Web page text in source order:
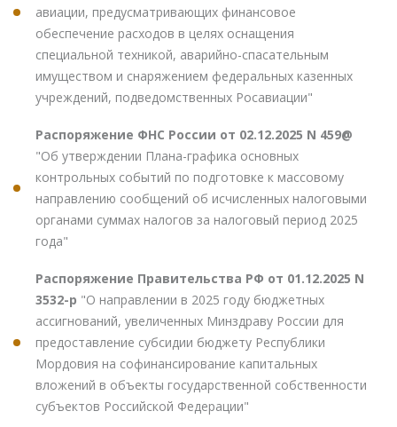
авиации, предусматривающих финансовое
обеспечение расходов в целях оснащения
специальной техникой, аварийно-спасательным
имуществом и снаряжением федеральных казенных
учреждений, подведомственных Росавиации"
Распоряжение ФНС России от 02.12.2025 N 459@
"Об утверждении Плана-графика основных
контрольных событий по подготовке к массовому
направлению сообщений об исчисленных налоговыми
органами суммах налогов за налоговый период 2025
года"
Распоряжение Правительства РФ от 01.12.2025 N
3532-р "О направлении в 2025 году бюджетных
ассигнований, увеличенных Минздраву России для
предоставление субсидии бюджету Республики
Мордовия на софинансирование капитальных
вложений в объекты государственной собственности
субъектов Российской Федерации"